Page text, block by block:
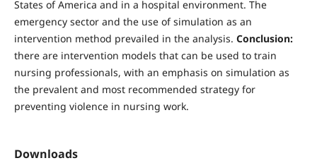
States of America and in a hospital environment. The
emergency sector and the use of simulation as an
intervention method prevailed in the analysis. Conclusion:
there are intervention models that can be used to train
nursing professionals, with an emphasis on simulation as
the prevalent and most recommended strategy for
preventing violence in nursing work.
Downloads